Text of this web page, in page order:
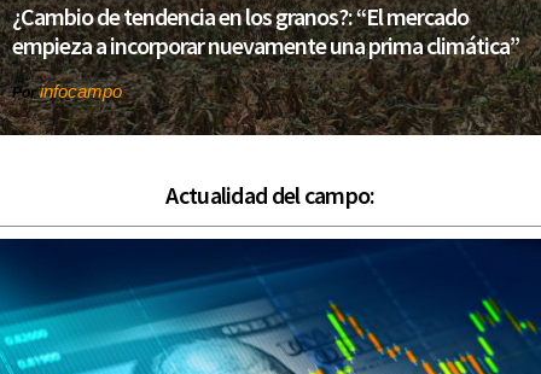
¿Cambio de tendencia en los granos?: “El mercado
empieza a incorporar nuevamente una prima climática”
Porinfocampo
Actualidad del campo: